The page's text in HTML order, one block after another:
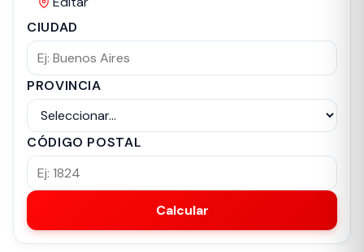
CIUDAD
PROVINCIA
CÓDIGO POSTAL
Calcular